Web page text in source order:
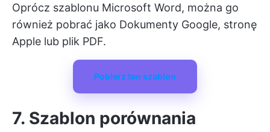
Oprócz szablonu Microsoft Word, można go
również pobrać jako Dokumenty Google, stronę
Apple lub plik PDF.
Pobierz ten szablon
7. Szablon porównania